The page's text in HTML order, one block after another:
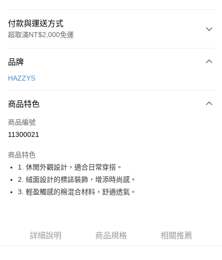
付款與運送方式
超取滿NT$2,000免運
信用卡一次付款
LINE Pay
Apple Pay
悠遊付
大哥付你分期
相關說明
成交易。
【關於「AFTEE先享後付」】
AFTEE先享後付是「在收到商品之後才付款」的支付方式。 讓您購物簡單
ATM付款
品牌
HAZZYS
商品特色
商品編號
11300021
商品特色
1. 休閒外觀設計，適合日常穿搭。
2. 絨面設計的標誌裝飾，增添時尚感。
3. 輕盈觸感的棉混合材料，舒適透氣。
詳細說明 商品規格 相關推薦